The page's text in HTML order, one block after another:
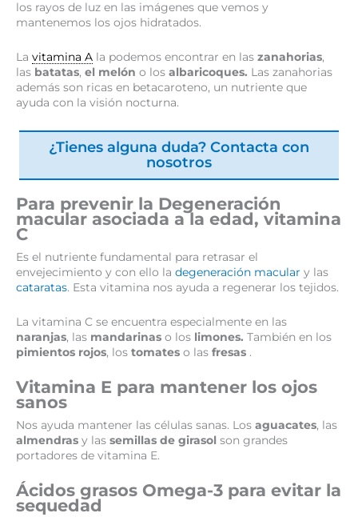
los rayos de luz en las imágenes que vemos y
mantenemos los ojos hidratados.
La vitamina A la podemos encontrar en las zanahorias,
las batatas, el melón o los albaricoques. Las zanahorias
además son ricas en betacaroteno, un nutriente que
ayuda con la visión nocturna.
¿Tienes alguna duda? Contacta con
nosotros
Para prevenir la Degeneración
macular asociada a la edad, vitamina
C
Es el nutriente fundamental para retrasar el
envejecimiento y con ello la degeneración macular y las
cataratas. Esta vitamina nos ayuda a regenerar los tejidos.
La vitamina C se encuentra especialmente en las
naranjas, las mandarinas o los limones. También en los
pimientos rojos, los tomates o las fresas .
Vitamina E para mantener los ojos
sanos
Nos ayuda mantener las células sanas. Los aguacates, las
almendras y las semillas de girasol son grandes
portadores de vitamina E.
Ácidos grasos Omega-3 para evitar la
sequedad